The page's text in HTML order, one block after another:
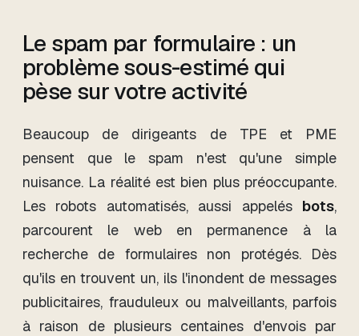
Le spam par formulaire : un
problème sous-estimé qui
pèse sur votre activité
Beaucoup de dirigeants de TPE et PME
pensent que le spam n'est qu'une simple
nuisance. La réalité est bien plus préoccupante.
Les robots automatisés, aussi appelés bots,
parcourent le web en permanence à la
recherche de formulaires non protégés. Dès
qu'ils en trouvent un, ils l'inondent de messages
publicitaires, frauduleux ou malveillants, parfois
à raison de plusieurs centaines d'envois par